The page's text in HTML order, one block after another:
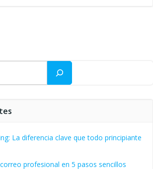
La diferencia clave que todo principiante
profesional en 5 pasos sencillos